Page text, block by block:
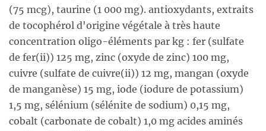
(75 mcg), taurine (1 000 mg). antioxydants, extraits
de tocophérol d'origine végétale à très haute
concentration oligo-éléments par kg : fer (sulfate
de fer(ii)) 125 mg, zinc (oxyde de zinc) 100 mg,
cuivre (sulfate de cuivre(ii)) 12 mg, mangan (oxyde
de manganèse) 15 mg, iode (iodure de potassium)
1,5 mg, sélénium (sélénite de sodium) 0,15 mg,
cobalt (carbonate de cobalt) 1,0 mg acides aminés